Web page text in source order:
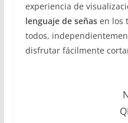
experiencia de
lenguaje de señasen los
todos,
disfrutar fácilmente